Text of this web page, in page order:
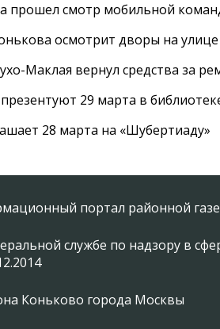
прошел смотр мобильной
осмотрит дворы на
Маклая вернул средства за
29 марта в
28 марта на «Шубертиаду»
портал районной
службе по надзору в
Коньково города Москвы